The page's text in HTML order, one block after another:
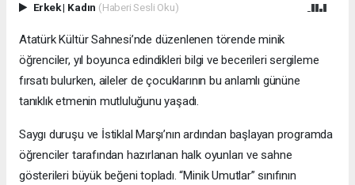
Erkek| Kadın (Haberi Sesli Oku)
Atatürk Kültür Sahnesi’nde düzenlenen törende minik
öğrenciler, yıl boyunca edindikleri bilgi ve becerileri sergileme
fırsatı bulurken, aileler de çocuklarının bu anlamlı gününe
tanıklık etmenin mutluluğunu yaşadı.
Saygı duruşu ve İstiklal Marşı’nın ardından başlayan programda
öğrenciler tarafından hazırlanan halk oyunları ve sahne
gösterileri büyük beğeni topladı. “Minik Umutlar” sınıfının